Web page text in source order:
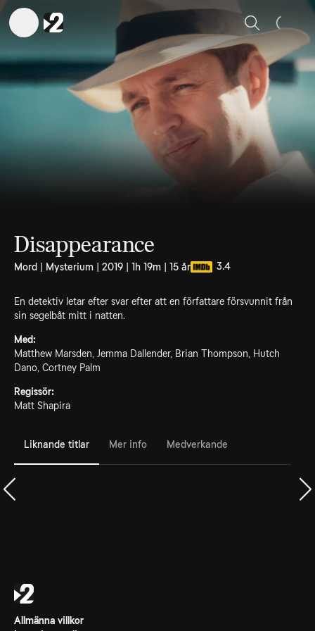
Sök
Disappearance
Mord | Mysterium | 2019 | 1h 19m | 15 år 3.4
En detektiv letar efter svar efter att en författare försvunnit från
sin segelbåt mitt i natten.
Med:
Matthew Marsden, Jemma Dallender, Brian Thompson, Hutch
Dano, Cortney Palm
Regissör:
Matt Shapira
Liknande titlar Mer info Medverkande
Allmänna villkor